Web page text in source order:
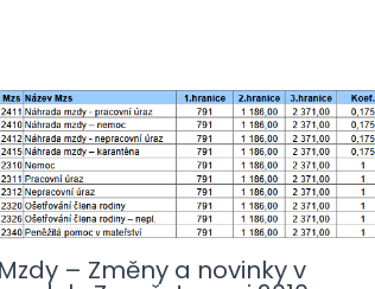
Mzdy – Změny a novinky v